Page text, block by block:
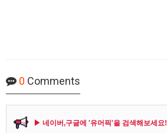
0 Comments
▶ 네이버,구글에 '유머픽'을 검색해보세요!